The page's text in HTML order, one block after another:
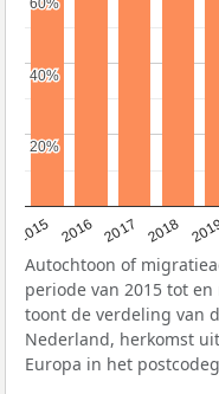
2015 2016 2017 2018
20%
20%
40%
40%
Autochtoon of
periode van 2015 tot
toont de verdeling van
Nederland, herkomst
Europa in het